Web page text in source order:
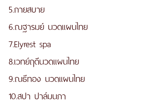
5.กายสบาย
6.ณฐารมย์ นวดแผนไทย
7.Elyrest spa
8.เวทย์ฤดีนวดแผนไทย
9.ณธีทอง นวดแผนไทย
10.สปา ปาล์มนภา